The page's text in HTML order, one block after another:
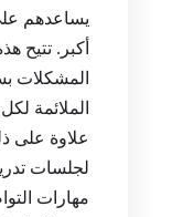
يساعدهم
أكبر. تتيح
المشكلات
الملائمة
علاوة على
لجلسات
مهارات